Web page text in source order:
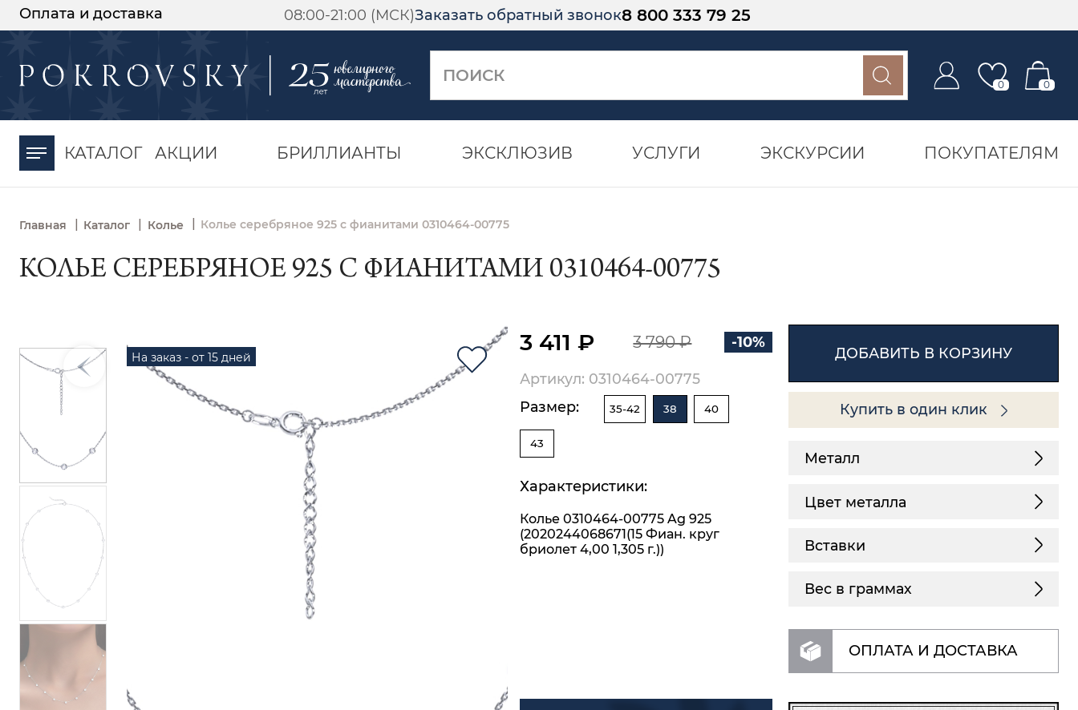
Оплата и доставка 08:00-21:00 (МСК)Заказать обратный звонок8 800 333 79 25
0 0
КАТАЛОГ АКЦИИ БРИЛЛИАНТЫ ЭКСКЛЮЗИВ УСЛУГИ ЭКСКУРСИИ ПОКУПАТЕЛЯМ
Главная | Каталог | Колье Колье серебряное 925 с фианитами 0310464-00775
КОЛЬЕ СЕРЕБРЯНОЕ 925 С ФИАНИТАМИ 0310464-00775
На заказ - от 15 дней
3 411 ₽ 3 790 ₽ -10%
Артикул: 0310464-00775
Размер:
35-42 38 40
43
Характеристики:
Колье 0310464-00775 Ag 925
(2020244068671(15 Фиан. круг
бриолет 4,00 1,305 г.))
ДОБАВИТЬ В КОРЗИНУ
Купить в один клик
Металл
Цвет металла
Вставки
Вес в граммах
ОПЛАТА И ДОСТАВКА
-30%
момента оплаты